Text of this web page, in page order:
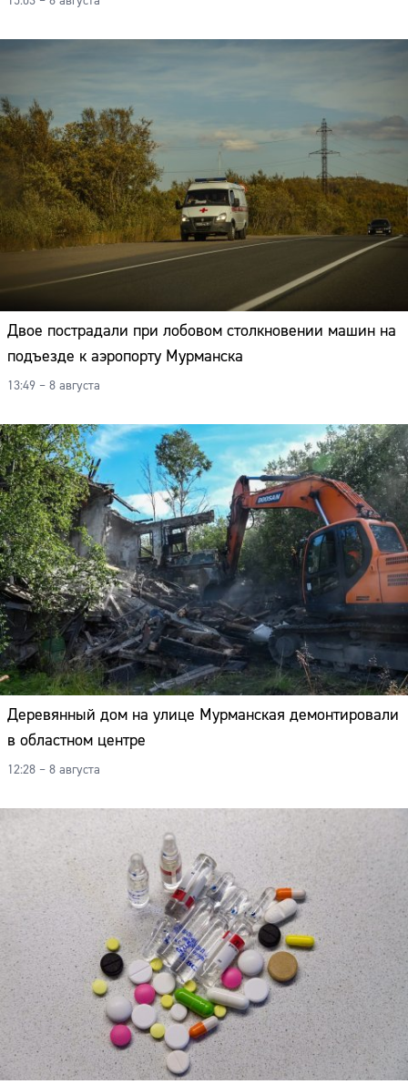
Двое пострадали при лобовом столкновении машин на
подъезде к аэропорту Мурманска
13:49 – 8 августа
Деревянный дом на улице Мурманская демонтировали
в областном центре
12:28 – 8 августа